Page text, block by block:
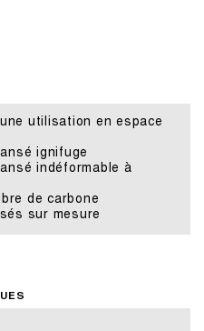
utilisation en espace
ignifuge
indéformable à
de carbone
sur mesure